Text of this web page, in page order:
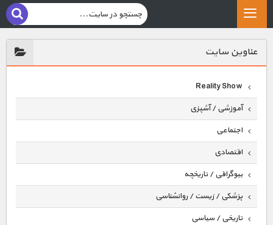
عناوين سايت
Reality Show
آموزشی / آشپزی
اجتماعی
اقتصادی
بیوگرافی / تاریخچه
پزشکی / زیست / روانشناسی
تاریخی / سیاسی